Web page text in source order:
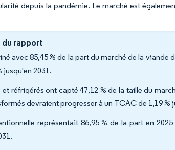
depuis la pandémie. Le marché est
du rapport
avec 85,45 % de la part du marché de la viande
jusqu'en 2031.
réfrigérés ont capté 47,12 % de la taille du
devraient progresser à un TCAC de 1,19 %
représentait 86,95 % de la part en